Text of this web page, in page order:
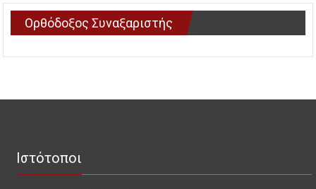
Ορθόδοξος Συναξαριστής
Ιστότοποι